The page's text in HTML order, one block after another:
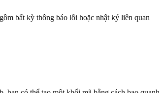
bất kỳ thông báo lỗi hoặc nhật ký liên quan